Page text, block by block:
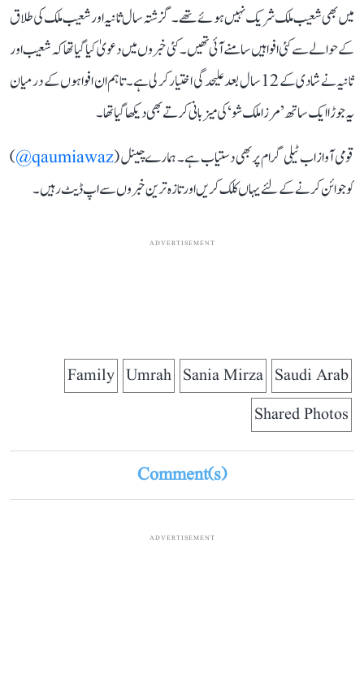
میں بھی شعیب ملک شریک نہیں ہوئے تھے۔ گزشتہ سال ثانیہ اور شعیب ملک کی طلاق
کے حوالے سے کئی افواہیں سامنے آئی تھیں۔ کئی خبروں میں دعویٰ کیا گیا تھا کہ شعیب اور
ثانیہ نے شادی کے 12 سال بعد علیحدگی اختیار کر لی ہے۔ تاہم ان افواہوں کے درمیان
یہ جوڑا ایک ساتھ ’مرزا ملک شو‘ کی میزبانی کرتے بھی دیکھا گیا تھا۔
قومی آواز اب ٹیلی گرام پر بھی دستیاب ہے۔ ہمارے چینل (qaumiawaz@
)
کو جوائن کرنے کے لئے یہاں کلک کریں اور تازہ ترین خبروں سے اپ ڈیٹ رہیں۔
ADVERTISEMENT
Saudi Arab
Sania Mirza
Umrah
Family
Shared Photos
Comment(s)
ADVERTISEMENT